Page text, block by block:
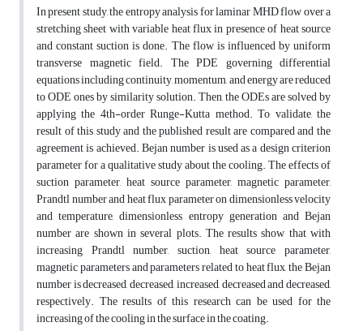
In present study, the entropy analysis for laminar MHD flow over a
stretching sheet with variable heat flux in presence of heat source
and constant suction is done. The flow is influenced by uniform
transverse magnetic field. The PDE governing differential
equations including continuity, momentum, and energy are reduced
to ODE ones by similarity solution. Then, the ODEs are solved by
applying the 4th-order Runge-Kutta method. To validate, the
result of this study and the published result are compared and the
agreement is achieved. Bejan number is used as a design criterion
parameter for a qualitative study about the cooling. The effects of
suction parameter, heat source parameter, magnetic parameter,
Prandtl number and heat flux parameter on dimensionless velocity
and temperature, dimensionless entropy generation and Bejan
number are shown in several plots. The results show that with
increasing Prandtl number, suction, heat source parameter,
magnetic parameters and parameters related to heat flux, the Bejan
number is decreased, decreased, increased, decreased and decreased,
respectively. The results of this research can be used for the
increasing of the cooling in the surface in the coating.